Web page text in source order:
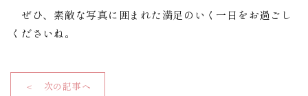
ぜひ、素敵な写真に囲まれた満足のいく一日をお過ごし
くださいね。
＜ 次の記事へ